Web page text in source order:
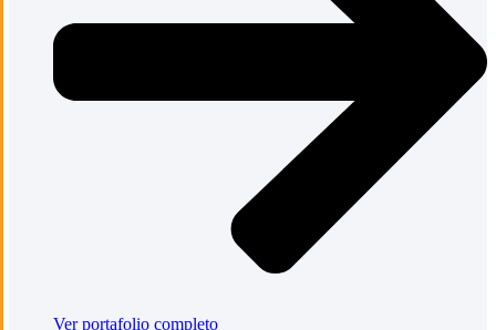
Ver portafolio completo